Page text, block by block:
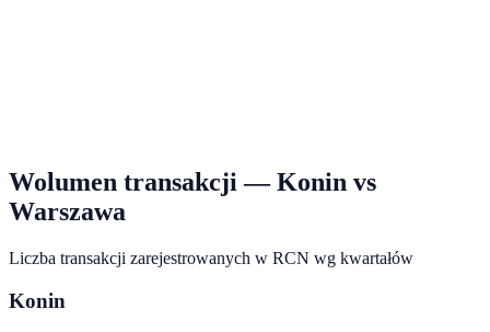
Wolumen transakcji —Konin vs
Warszawa
Liczba transakcji zarejestrowanych w RCN wg kwartałów
Konin